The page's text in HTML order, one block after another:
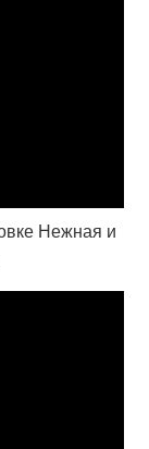
Нежная и